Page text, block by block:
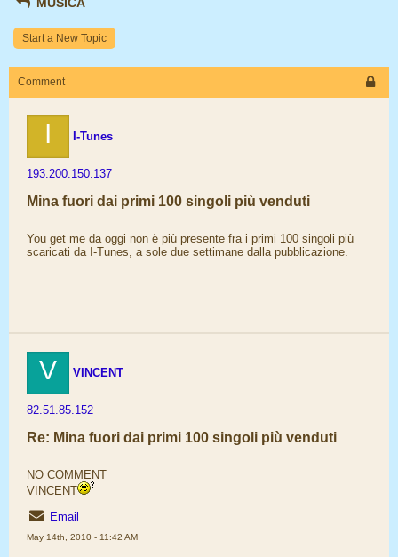
Start a New Topic
Comment
I I-Tunes
193.200.150.137
Mina fuori dai primi 100 singoli più venduti
You get me da oggi non è più presente fra i primi 100 singoli più
scaricati da I-Tunes, a sole due settimane dalla pubblicazione.
V VINCENT
82.51.85.152
Re: Mina fuori dai primi 100 singoli più venduti
NO COMMENT
VINCENT
Email
May 14th, 2010 - 11:42 AM